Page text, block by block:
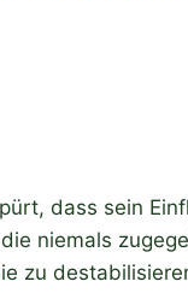
dass sein
niemals
zu